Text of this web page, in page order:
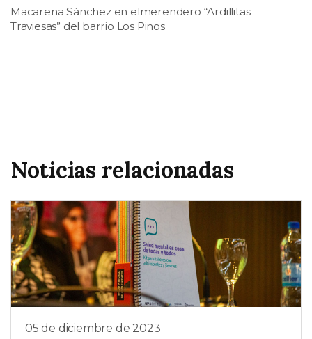
Macarena Sánchez en elmerendero “Ardillitas
Traviesas” del barrio Los Pinos
Noticias relacionadas
05 de diciembre de 2023